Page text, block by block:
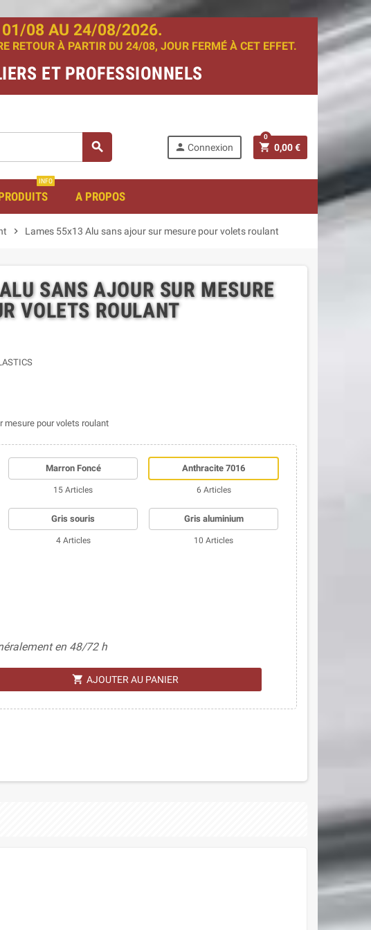
01/08 AU 24/08/2026.
RETOUR À PARTIR DU 24/08, JOUR FERMÉ À CET EFFET.
ET PROFESSIONNELS
search person Connexion shopping_cart 0,00 €
0
INFO
A PROPOS
chevron_right Lames 55x13 Alu sans ajour sur mesure pour volets roulant
SANS AJOUR SUR MESURE
VOLETS ROULANT
mesure pour volets roulant
Marron Foncé
15 Articles
Anthracite 7016
6 Articles
Gris souris
4 Articles
Gris aluminium
10 Articles
en 48/72 h
shopping_cart AJOUTER AU PANIER